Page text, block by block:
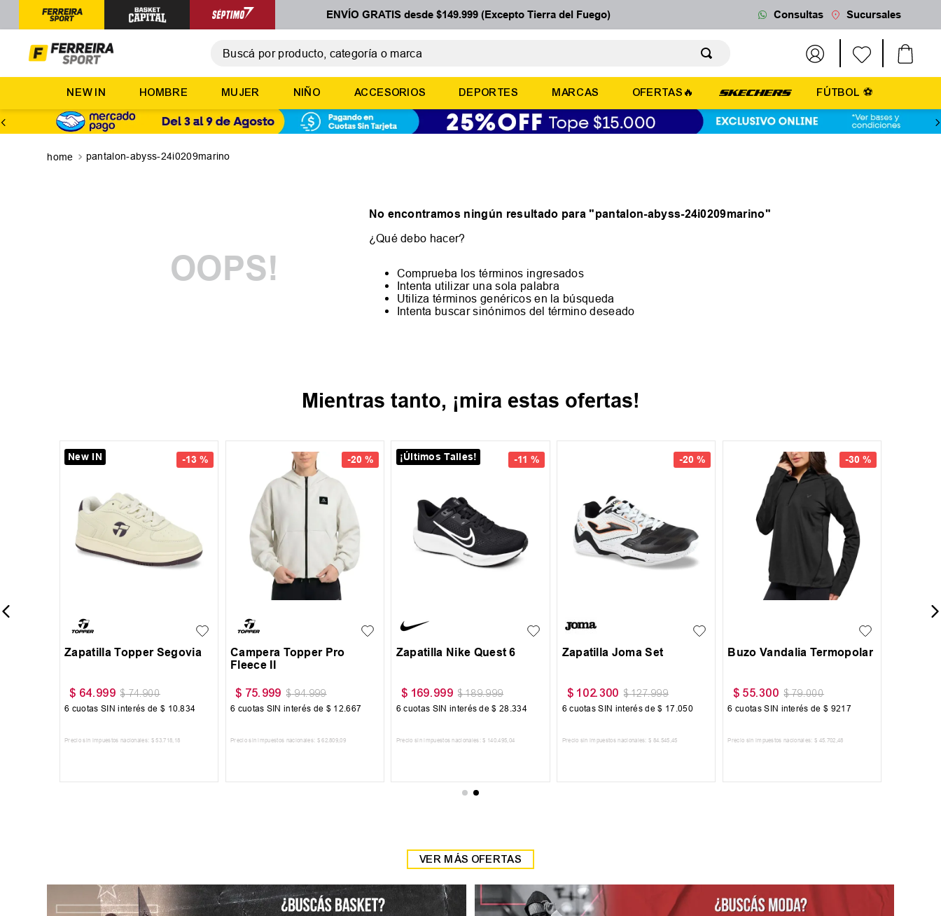
ENVÍO GRATIS desde $149.999 (Excepto Tierra del Fuego) Consultas Sucursales
NEW IN HOMBRE MUJER NIÑO ACCESORIOS DEPORTES MARCAS OFERTAS🔥 FÚTBOL ⚽
pantalon-abyss-24i0209marino
OOPS!
No encontramos ningún resultado para "pantalon-abyss-24i0209marino"
¿Qué debo hacer?
Comprueba los términos ingresados
Intenta utilizar una sola palabra
Utiliza términos genéricos en la búsqueda
Intenta buscar sinónimos del término deseado
Mientras tanto, ¡mira estas ofertas!
-13 %
New IN
39
Zapatilla Topper Segovia
$ 64.999 $ 74.900
6 cuotas SIN interés de $ 10.834
Precio sin impuestos nacionales: $ 53 .718 18
-20 %
M
Campera Topper Pro
Fleece II
$ 75. 999 $ 94.999
6 cuotas SIN interés de $ 12.667
Precio sin impuestos nacionales: $ 62.809 ,09
-11 %
¡Últimos Talles!
39.5
Zapatilla Nike Quest 6
$ 169.999 $ 189.999
6 cuotas SIN interés de$ 28.334
Precio sin impuestos nacionales: $ 140.495 04
-20 %
43
Zapatilla Joma Set
$ 102.300 $ 127.999
6 cuotas SIN interés de$ 17.050
Precio sin impuestos nacionales: $ 84 545 ,45
-30 %
M XXL
Buzo Vandalia Termopolar
$ 55.300 $ 79.000
6 cuotas SIN interés de$ 9217
Precio sin impuestos nacionales: $ 45 702 48
VER MÁS OFERTAS
TÉRMINOS MÁS BUSCADOS
2.
zapatillas